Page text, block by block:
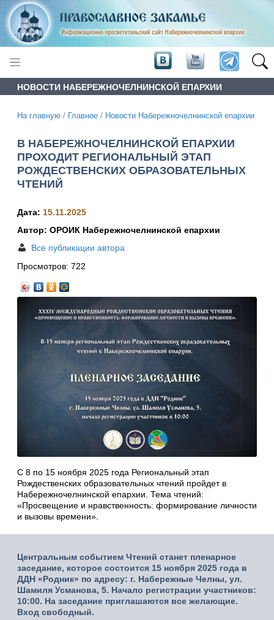
НОВОСТИ НАБЕРЕЖНОЧЕЛНИНСКОЙ ЕПАРХИИ
На главную / Главное / Новости Набережночелнинской епархии
В НАБЕРЕЖНОЧЕЛНИНСКОЙ ЕПАРХИИ
ПРОХОДИТ РЕГИОНАЛЬНЫЙ ЭТАП
РОЖДЕСТВЕНСКИХ ОБРАЗОВАТЕЛЬНЫХ
ЧТЕНИЙ
Дата: 15.11.2025
Автор: ОРОИК Набережночелнинской епархии
Все публикации автора
Просмотров: 722
С 8 по 15 ноября 2025 года Региональный этап
Рождественских образовательных чтений пройдет в
Набережночелнинской епархии. Тема чтений:
«Просвещение и нравственность: формирование личности
и вызовы времени».
Центральным событием Чтений станет пленарное
заседание, которое состоится 15 ноября 2025 года в
ДДН «Родник» по адресу: г. Набережные Челны, ул.
Шамиля Усманова, 5. Начало регистрации участников:
10:00. На заседание приглашаются все желающие.
Вход свободный.